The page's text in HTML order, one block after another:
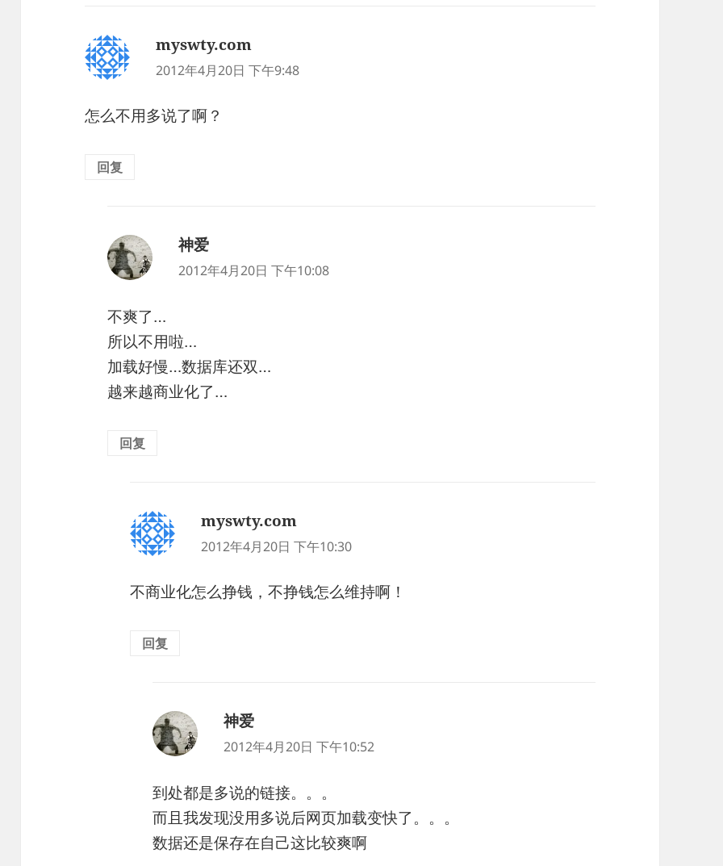
myswty.com
道：
2012年4月20日 下午9:48
怎么不用多说了啊？
回复
神爱
道：
2012年4月20日 下午10:08
不爽了…
所以不用啦…
加载好慢…数据库还双…
越来越商业化了…
回复
myswty.com
道：
2012年4月20日 下午10:30
不商业化怎么挣钱，不挣钱怎么维持啊！
回复
神爱
道：
2012年4月20日 下午10:52
到处都是多说的链接。。。
而且我发现没用多说后网页加载变快了。。。
数据还是保存在自己这比较爽啊